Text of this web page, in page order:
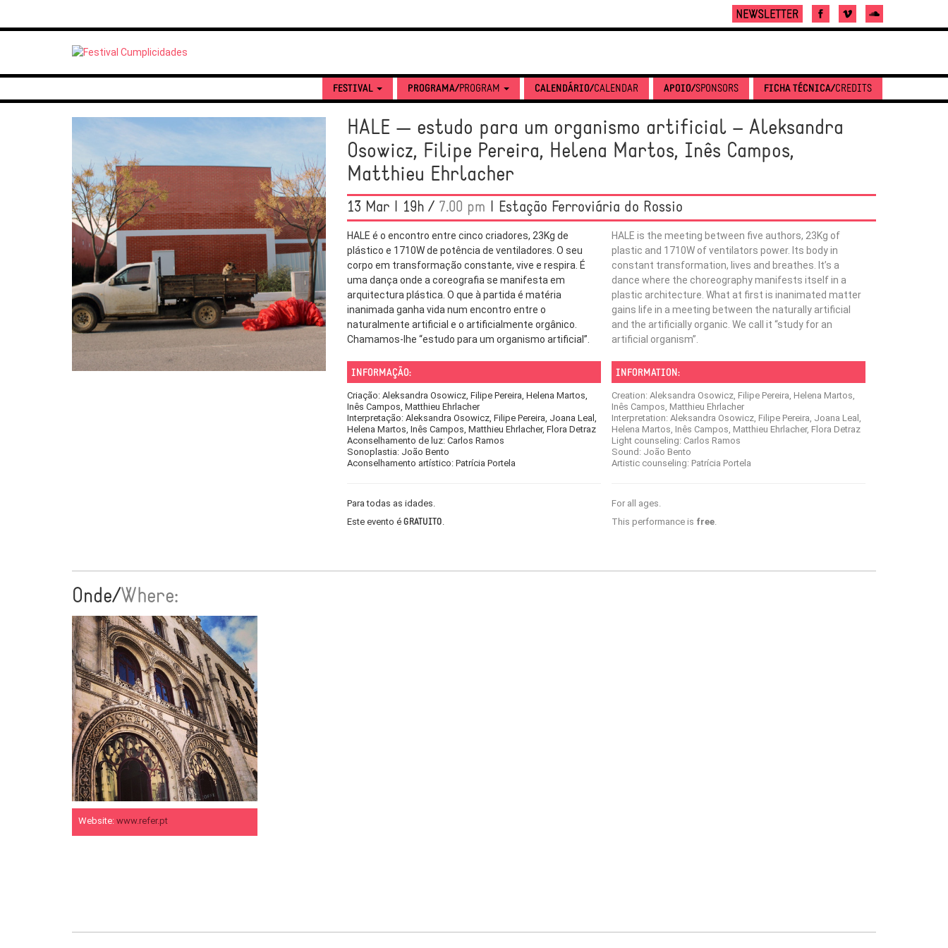
FESTIVAL PROGRAMA/PROGRAM CALENDÁRIO/CALENDAR APOIO/SPONSORS FICHA TÉCNICA/CREDITS
HALE — estudo para um organismo artificial – Aleksandra
Osowicz, Filipe Pereira, Helena Martos, Inês Campos,
Matthieu Ehrlacher
13 Mar | 19h / 7.00 pm | Estação Ferroviária do Rossio
HALE é o encontro entre cinco criadores, 23Kg de
plástico e 1710W de potência de ventiladores. O seu
corpo em transformação constante, vive e respira. É
uma dança onde a coreografia se manifesta em
arquitectura plástica. O que à partida é matéria
inanimada ganha vida num encontro entre o
naturalmente artificial e o artificialmente orgânico.
Chamamos-lhe “estudo para um organismo artificial”.
INFORMAÇÃO:
Criação: Aleksandra Osowicz, Filipe Pereira, Helena Martos,
Inês Campos, Matthieu Ehrlacher
Interpretação: Aleksandra Osowicz, Filipe Pereira, Joana Leal,
Helena Martos, Inês Campos, Matthieu Ehrlacher, Flora Detraz
Aconselhamento de luz: Carlos Ramos
Sonoplastia: João Bento
Aconselhamento artístico: Patrícia Portela
Para todas as idades.
Este evento é GRATUITO.
HALE is the meeting between five authors, 23Kg of
plastic and 1710W of ventilators power. Its body in
constant transformation, lives and breathes. It’s a
dance where the choreography manifests itself in a
plastic architecture. What at first is inanimated matter
gains life in a meeting between the naturally artificial
and the artificially organic. We call it “study for an
artificial organism”.
INFORMATION:
Creation: Aleksandra Osowicz, Filipe Pereira, Helena Martos,
Inês Campos, Matthieu Ehrlacher
Interpretation: Aleksandra Osowicz, Filipe Pereira, Joana Leal,
Helena Martos, Inês Campos, Matthieu Ehrlacher, Flora Detraz
Light counseling: Carlos Ramos
Sound: João Bento
Artistic counseling: Patrícia Portela
For all ages.
This performance is free.
Onde/Where:
Website: www.refer.pt